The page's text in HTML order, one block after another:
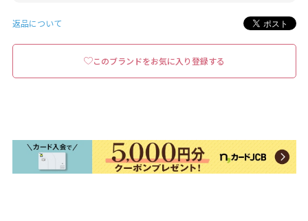
返品について
このブランドをお気に入り登録する